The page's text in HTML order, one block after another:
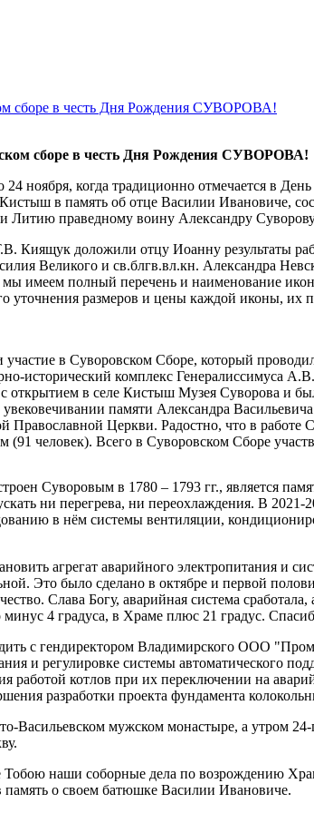
сборе в честь Дня Рождения СУВОРОВА!
сборе в честь Дня Рождения СУВОРОВА!
ноября, когда традиционно отмечается в
в память об отце Василии Ивановиче,
праведному воину Александру
доложили отцу Иоанну результаты
Великого и св.блгв.вл.кн. Александра
имеем полный перечень и наименование
уточнения размеров и цены каждой иконы, их
в Суворовском Сборе, который
исторический комплекс Генералиссимуса
открытием в селе Кистыш Музея Суворова и
памяти Александра
Церкви. Радостно, что в работе
человек). Всего в Суворовском Сборе
Суворовым в 1780 – 1793 гг., является
ни перегрева, ни переохлаждения. В 2021-
в нём системы вентиляции,
агрегат аварийного электропитания и
Это было сделано в октябре и первой
Слава Богу, аварийная система сработала,
4 градуса, в Храме плюс 21 градус.
с гендиректором Владимирского ООО
и регулировке системы автоматического
работой котлов при их переключении на
разработки проекта фундамента
Васильевском мужском монастыре, а утром
наши соборные дела по возрождению
о своем батюшке Василии Ивановиче.